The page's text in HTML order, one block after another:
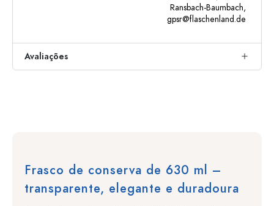
Ransbach-Baumbach,
gpsr@flaschenland.de
Avaliações
Frasco de conserva de 630 ml –
transparente, elegante e duradoura